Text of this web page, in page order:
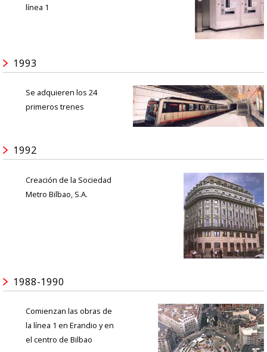
línea 1
1993
Se adquieren los 24
primeros trenes
1992
Creación de la Sociedad
Metro Bilbao, S.A.
1988-1990
Comienzan las obras de
la línea 1 en Erandio y en
el centro de Bilbao